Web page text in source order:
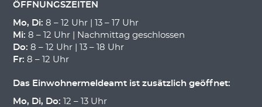
ÖFFNUNGSZEITEN
Mo, Di: 8 – 12 Uhr | 13 – 17 Uhr
Mi: 8 – 12 Uhr | Nachmittag geschlossen
Do: 8 – 12 Uhr | 13 – 18 Uhr
Fr: 8 – 12 Uhr
Das Einwohnermeldeamt ist zusätzlich geöffnet:
Mo, Di, Do: 12 – 13 Uhr